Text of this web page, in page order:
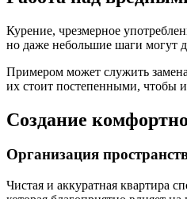
Курение, чрезмерное
но даже небольшие шаги могут
Примером может служить
их стоит постепенными, чтобы
Создание
Организация
Чистая и аккуратная квартира